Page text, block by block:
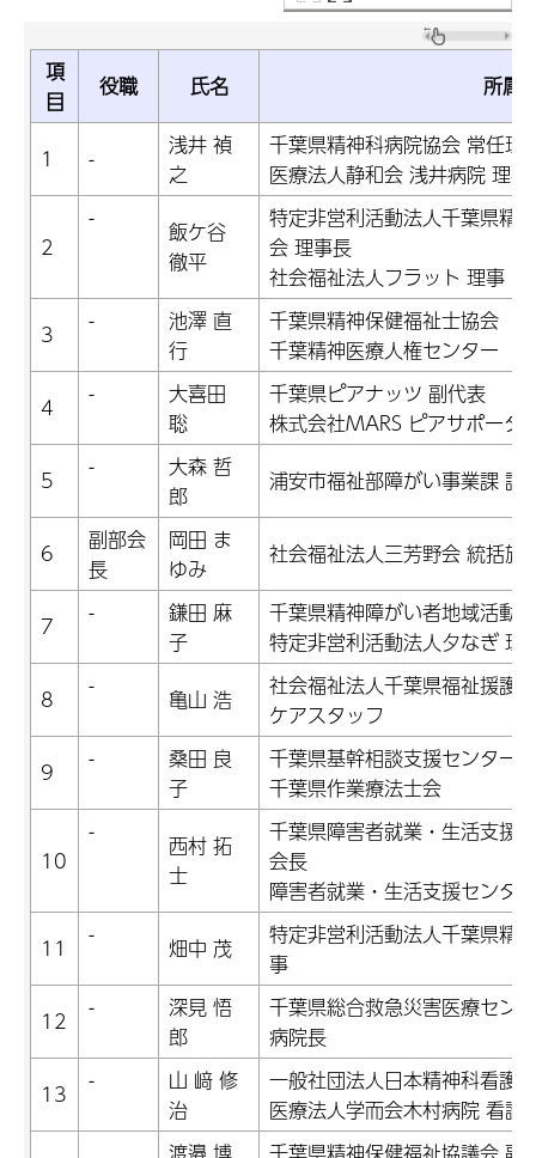
項
目
役職 氏名 所属
1 -
浅井 禎
之
千葉県精神科病院協会 常任理
医療法人静和会 浅井病院 理事
2
-
飯ケ谷
徹平
特定非営利活動法人千葉県精
会 理事長
社会福祉法人フラット 理事
3
-
池澤 直
行
千葉県精神保健福祉士協会
千葉精神医療人権センター
4
-
大喜田
聡
千葉県ピアナッツ 副代表
株式会社MARS ピアサポータ
5
-
大森 哲
郎
浦安市福祉部障がい事業課 課
6
副部会
長
岡田 ま
ゆみ
社会福祉法人三芳野会 統括施
7 -
鎌田 麻
子
千葉県精神障がい者地域活動
特定非営利活動法人夕なぎ 理
8
- 亀山 浩
社会福祉法人千葉県福祉援護
ケアスタッフ
9
-
桑田 良
子
千葉県基幹相談支援センター
千葉県作業療法士会
10
-
西村 拓
士
千葉県障害者就業・生活支援
会長
障害者就業・生活支援センタ
11
- 畑中 茂
特定非営利活動法人千葉県精
事
12
-
深見 悟
郎
千葉県総合救急災害医療セン
病院長
13
-
山 﨑 修
治
一般社団法人日本精神科看護
医療法人学而会木村病院 看護